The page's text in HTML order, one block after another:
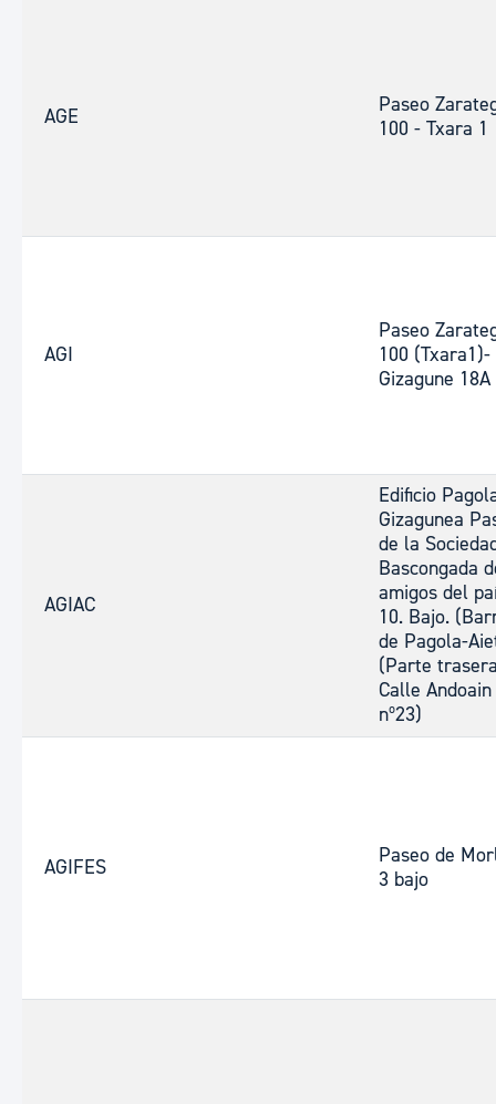
AGE
Paseo
100 - Txara 1
AGI
Paseo
100 (Txara1)-
Gizagune 18A
AGIAC
Edificio
Gizagunea
de la
Bascongada
amigos del
10. Bajo.
de Pagola-
(Parte
Calle Andoain
nº23)
AGIFES
Paseo de
3 bajo